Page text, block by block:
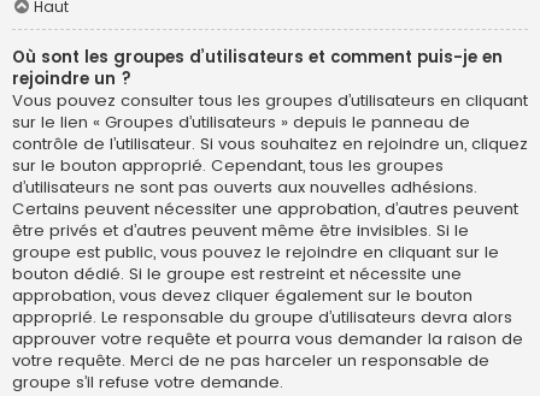
Haut
Où sont les groupes d’utilisateurs et comment puis-je en
rejoindre un ?
Vous pouvez consulter tous les groupes d’utilisateurs en cliquant
sur le lien « Groupes d’utilisateurs » depuis le panneau de
contrôle de l’utilisateur. Si vous souhaitez en rejoindre un, cliquez
sur le bouton approprié. Cependant, tous les groupes
d’utilisateurs ne sont pas ouverts aux nouvelles adhésions.
Certains peuvent nécessiter une approbation, d’autres peuvent
être privés et d’autres peuvent même être invisibles. Si le
groupe est public, vous pouvez le rejoindre en cliquant sur le
bouton dédié. Si le groupe est restreint et nécessite une
approbation, vous devez cliquer également sur le bouton
approprié. Le responsable du groupe d’utilisateurs devra alors
approuver votre requête et pourra vous demander la raison de
votre requête. Merci de ne pas harceler un responsable de
groupe s’il refuse votre demande.